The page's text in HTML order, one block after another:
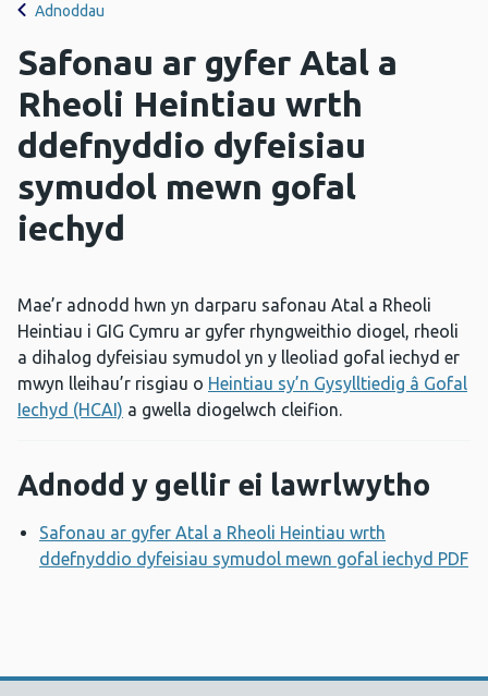
Adnoddau
Safonau ar gyfer Atal a
Rheoli Heintiau wrth
ddefnyddio dyfeisiau
symudol mewn gofal
iechyd
Mae’r adnodd hwn yn darparu safonau Atal a Rheoli
Heintiau i GIG Cymru ar gyfer rhyngweithio diogel, rheoli
a dihalog dyfeisiau symudol yn y lleoliad gofal iechyd er
mwyn lleihau’r risgiau o Heintiau sy’n Gysylltiedig â Gofal
Iechyd (HCAI) a gwella diogelwch cleifion.
Adnodd y gellir ei lawrlwytho
Safonau ar gyfer Atal a Rheoli Heintiau wrth
ddefnyddio dyfeisiau symudol mewn gofal iechyd PDF